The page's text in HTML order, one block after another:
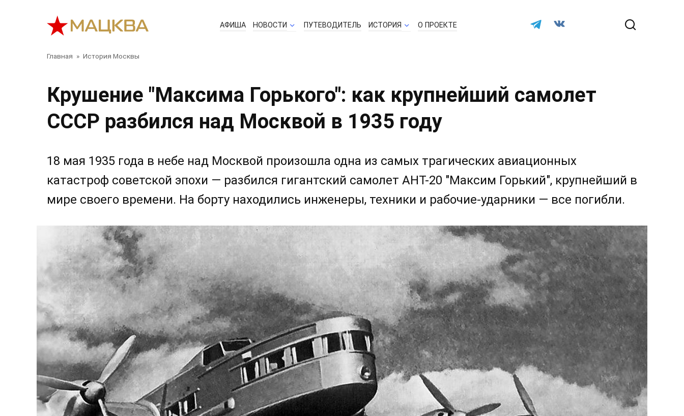
АФИША НОВОСТИ ПУТЕВОДИТЕЛЬ ИСТОРИЯ О ПРОЕКТЕ
Главная » История Москвы
Крушение "Максима Горького": как крупнейший самолет
СССР разбился над Москвой в 1935 году
18 мая 1935 года в небе над Москвой произошла одна из самых трагических авиационных
катастроф советской эпохи — разбился гигантский самолет АНТ-20 "Максим Горький", крупнейший в
мире своего времени. На борту находились инженеры, техники и рабочие-ударники — все погибли.